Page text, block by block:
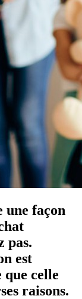
façon
pas.
est
celle
raisons.